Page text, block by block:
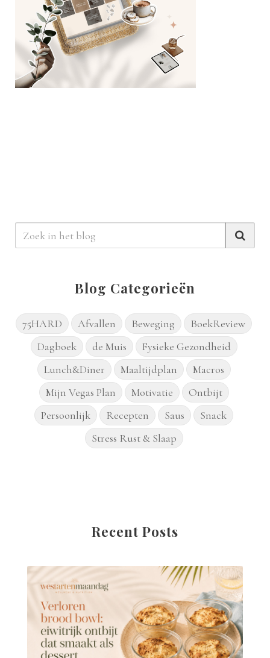
Blog Categorieën
75HARD Afvallen Beweging
BoekReview
Dagboek
de Muis
Fysieke Gezondheid
Lunch&Diner
Maaltijdplan
Macros
Mijn Vegas Plan
Motivatie
Ontbijt
Persoonlijk
Recepten Saus
Snack
Stress Rust & Slaap
Recent Posts